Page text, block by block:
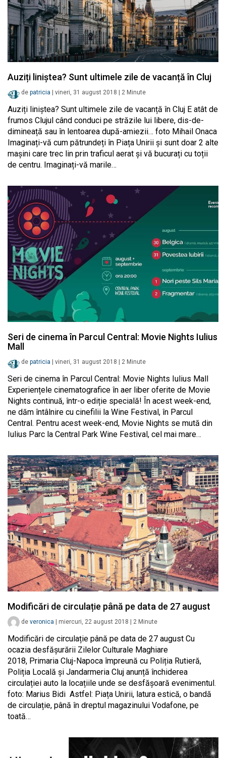
Auziți liniștea? Sunt ultimele zile de vacanță în Cluj
de patricia vineri, 31 august 2018 2 Minute
Auziți liniștea? Sunt ultimele zile de vacanță în Cluj E atât de
frumos Clujul când conduci pe străzile lui libere, dis-de-
dimineață sau în lentoarea după-amiezii… foto Mihail Onaca
Imaginați-vă cum pătrundeți în Piața Unirii și sunt doar 2 alte
mașini care trec lin prin traficul aerat și vă bucurați cu toții
de centru. Imaginați-vă marile…
Seri de cinema în Parcul Central: Movie Nights Iulius
Mall
de patricia vineri, 31 august 2018 2 Minute
Seri de cinema în Parcul Central: Movie Nights Iulius Mall
Experiențele cinematografice în aer liber oferite de Movie
Nights continuă, într-o ediție specială! În acest week-end,
ne dăm întâlnire cu cinefilii la Wine Festival, în Parcul
Central. Pentru acest week-end, Movie Nights se mută din
Iulius Parc la Central Park Wine Festival, cel mai mare…
Modificări de circulație până pe data de 27 august
de veronica miercuri, 22 august 2018 2 Minute
Modificări de circulație până pe data de 27 august Cu
ocazia desfășurării Zilelor Culturale Maghiare
2018, Primaria Cluj-Napoca împreună cu Poliția Rutieră,
Poliția Locală și Jandarmeria Cluj anunță închiderea
circulației auto la locațiile unde se desfășoară evenimentul.
foto: Marius Bidi Astfel: Piața Unirii, latura estică, o bandă
de circulație, până în dreptul magazinului Vodafone, pe
toată…